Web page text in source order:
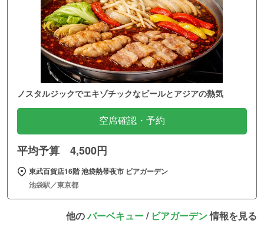
ノスタルジックでエキゾチックなビールとアジアの熱気
空席確認・予約
平均予算 4,500円
東武百貨店16階 池袋熱帯夜市 ビアガーデン
池袋駅／東京都
他のバーベキュー/ ビアガーデン情報を見る